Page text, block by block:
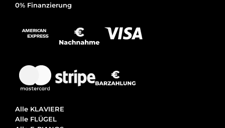
0% Finanzierung
Alle KLAVIERE
Alle FLÜGEL